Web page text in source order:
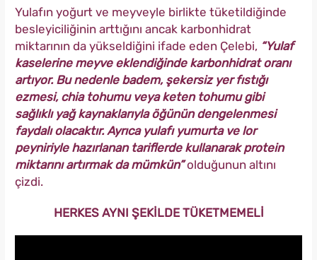
Yulafın yoğurt ve meyveyle birlikte tüketildiğinde
besleyiciliğinin arttığını ancak karbonhidrat
miktarının da yükseldiğini ifade eden Çelebi, “Yulaf
kaselerine meyve eklendiğinde karbonhidrat oranı
artıyor. Bu nedenle badem, şekersiz yer fıstığı
ezmesi, chia tohumu veya keten tohumu gibi
sağlıklı yağ kaynaklarıyla öğünün dengelenmesi
faydalı olacaktır. Ayrıca yulafı yumurta ve lor
peyniriyle hazırlanan tariflerde kullanarak protein
miktarını artırmak da mümkün”olduğunun altını
çizdi.
HERKES AYNI ŞEKİLDE TÜKETMEMELİ